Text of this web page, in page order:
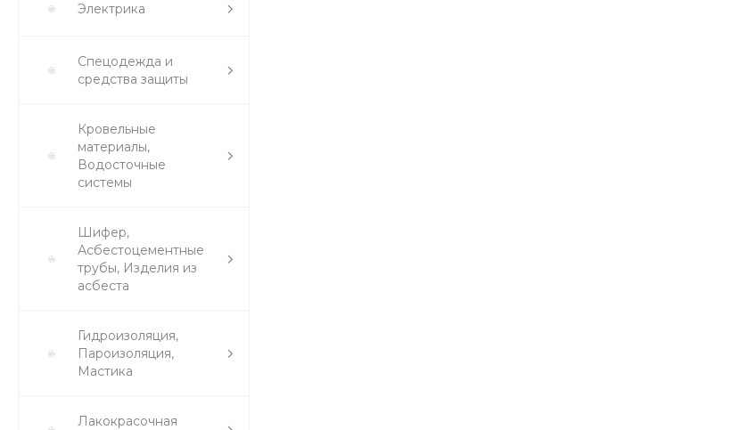
Электрика
Спецодежда и
средства защиты
Кровельные
материалы,
Водосточные
системы
Шифер,
Асбестоцементные
трубы, Изделия из
асбеста
Гидроизоляция,
Пароизоляция,
Мастика
Лакокрасочная